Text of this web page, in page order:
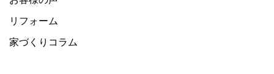
リフォーム
家づくりコラム